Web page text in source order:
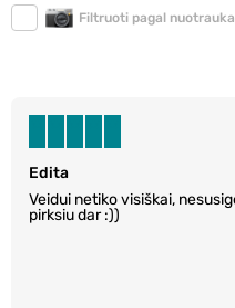
Filtruoti pagal
Edita
Veidui netiko visiškai,
pirksiu dar :))